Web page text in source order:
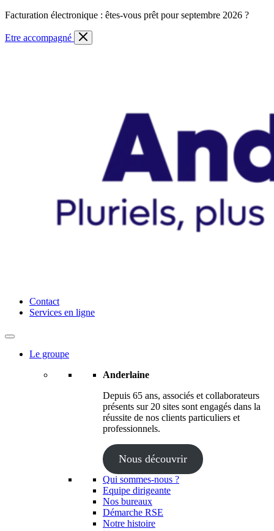
Skip
content
Facturation électronique : êtes-vous prêt pour septembre 2026 ?
Etre accompagné
Anderlaine | Conseil – Expert comptable – Avocat – Audit
Contact
Services en ligne
Le groupe
Anderlaine
Depuis 65 ans, associés et collaborateurs
présents sur 20 sites sont engagés dans la
réussite de nos clients particuliers et
professionnels.
Nous découvrir
Qui sommes-nous ?
Equipe dirigeante
Nos bureaux
Démarche RSE
Notre histoire